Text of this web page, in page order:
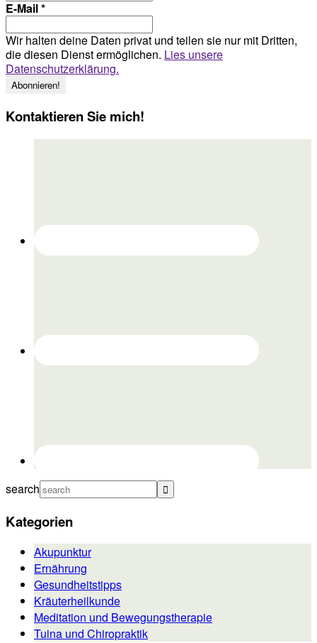
E-Mail*
Wir halten deine Daten privat und teilen sie nur mit Dritten,
die diesen Dienst ermöglichen. Lies unsere
Datenschutzerklärung.
Kontaktieren Sie mich!
search
Kategorien
Akupunktur
Ernährung
Gesundheitstipps
Kräuterheilkunde
Meditation und Bewegungstherapie
Tuina und Chiropraktik